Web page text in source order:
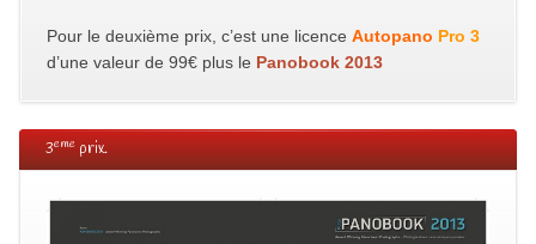
Pour le deuxième prix, c’est une licence Autopano Pro 3
d’une valeur de 99€ plus le Panobook 2013
3emeprix.